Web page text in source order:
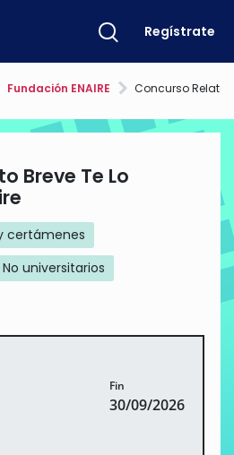
Regístrate
Fundación ENAIRE Concurso Relato Breve
Breve Te Lo
certámenes
No universitarios
Fin
30/09/2026